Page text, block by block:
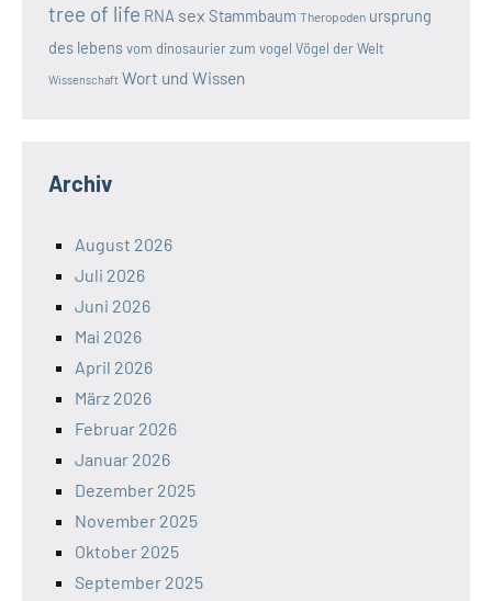
tree of life RNA sex Stammbaum Theropoden ursprung
des lebensvom dinosaurier zum vogel Vögel der Welt
Wissenschaft Wort und Wissen
Archiv
August 2026
Juli 2026
Juni 2026
Mai 2026
April 2026
März 2026
Februar 2026
Januar 2026
Dezember 2025
November 2025
Oktober 2025
September 2025